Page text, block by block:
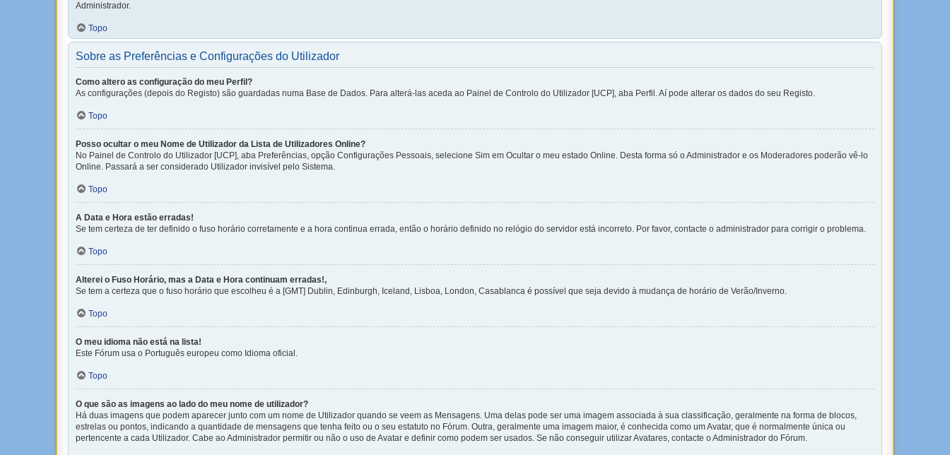
Administrador.
Topo
Sobre as Preferências e Configurações do Utilizador
Como altero as configuração do meu Perfil?
As configurações (depois do Registo) são guardadas numa Base de Dados. Para alterá-las aceda ao Painel de Controlo do Utilizador [UCP], aba Perfil. Aí pode alterar os dados do seu Registo.
Topo
Posso ocultar o meu Nome de Utilizador da Lista de Utilizadores Online?
No Painel de Controlo do Utilizador [UCP], aba Preferências, opção Configurações Pessoais, selecione Sim em Ocultar o meu estado Online. Desta forma só o Administrador e os Moderadores poderão vê-lo
Online. Passará a ser considerado Utilizador invisível pelo Sistema.
Topo
A Data e Hora estão erradas!
Se tem certeza de ter definido o fuso horário corretamente e a hora continua errada, então o horário definido no relógio do servidor está incorreto. Por favor, contacte o administrador para corrigir o problema.
Topo
Alterei o Fuso Horário, mas a Data e Hora continuam erradas!,
Se tem a certeza que o fuso horário que escolheu é a [GMT] Dublin, Edinburgh, Iceland, Lisboa, London, Casablanca é possível que seja devido à mudança de horário de Verão/Inverno.
Topo
O meu idioma não está na lista!
Este Fórum usa o Português europeu como Idioma oficial.
Topo
O que são as imagens ao lado do meu nome de utilizador?
Há duas imagens que podem aparecer junto com um nome de Utilizador quando se veem as Mensagens. Uma delas pode ser uma imagem associada à sua classificação, geralmente na forma de blocos,
estrelas ou pontos, indicando a quantidade de mensagens que tenha feito ou o seu estatuto no Fórum. Outra, geralmente uma imagem maior, é conhecida como um Avatar, que é normalmente única ou
pertencente a cada Utilizador. Cabe ao Administrador permitir ou não o uso de Avatar e definir como podem ser usados. Se não conseguir utilizar Avatares, contacte o Administrador do Fórum.